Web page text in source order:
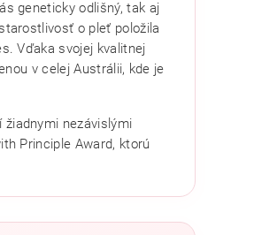
geneticky odlišný, tak aj
o pleť položila
Vďaka svojej kvalitnej
v celej Austrálii, kde je
žiadnymi nezávislými
Principle Award, ktorú